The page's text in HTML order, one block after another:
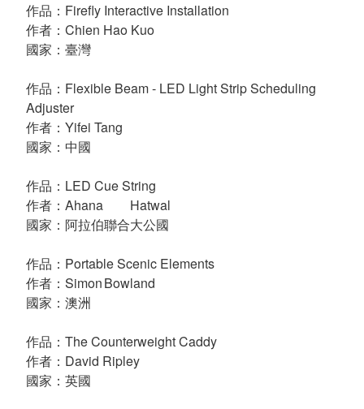
作品：Firefly Interactive Installation
作者：Chien Hao Kuo
國家：臺灣
作品：Flexible Beam - LED Light Strip Scheduling
Adjuster
作者：Yifei Tang
國家：中國
作品：LED Cue String
作者：Ahana
Hatwal
國家：阿拉伯聯合大公國
作品：Portable Scenic Elements
作者：SimonBowland
國家：澳洲
作品：The Counterweight Caddy
作者：David Ripley
國家：英國